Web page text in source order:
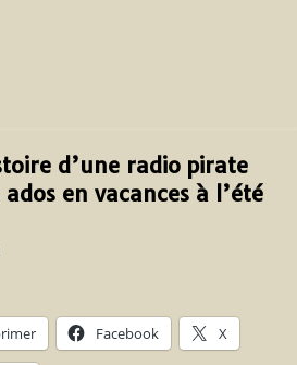
d’une radio pirate
en vacances à l’été
Facebook X